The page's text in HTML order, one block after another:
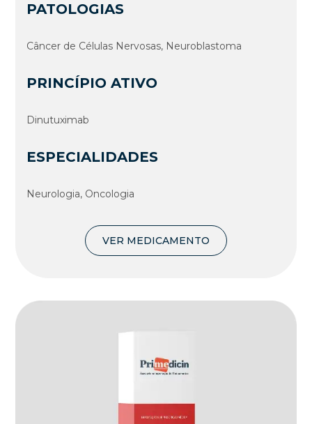
PATOLOGIAS
Câncer de Células Nervosas, Neuroblastoma
PRINCÍPIO ATIVO
Dinutuximab
ESPECIALIDADES
Neurologia, Oncologia
VER MEDICAMENTO